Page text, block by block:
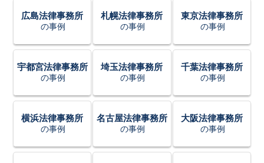
広島法律事務所
の事例
札幌法律事務所
の事例
東京法律事務所
の事例
宇都宮法律事務所
の事例
埼玉法律事務所
の事例
千葉法律事務所
の事例
横浜法律事務所
の事例
名古屋法律事務所
の事例
大阪法律事務所
の事例